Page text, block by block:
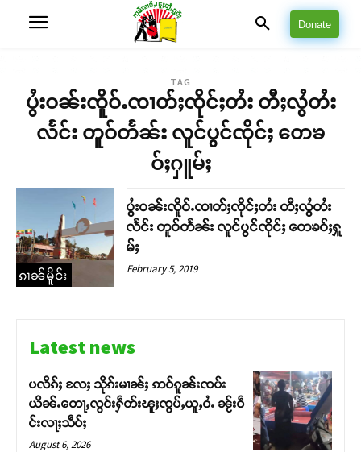
Donate
TAG
ပွႆးဝၼ်းၸိူဝ်ႉၸၢတ်ႈၸိုင်ႈတႆး တီႈလွႆတႆး
လႅင်း တူဝ်တႅၼ်း လူင်ပွင်ၸိုင်ႈ တေၶ
ဝ်ႈႁူမ်ႈ
ၵၢၼ်မိူင်း
ပွႆးဝၼ်းၸိူဝ်ႉၸၢတ်ႈၸိုင်ႈတႆး တီႈလွႆတႆး
လႅင်း တူဝ်တႅၼ်း လူင်ပွင်ၸိုင်ႈ တေၶဝ်ႈႁူ
မ်ႈ
February 5, 2019
Latest news
ပလိၵ်ႈ လႄႈ သိုၵ်းမၢၼ်ႈ ဢဝ်ၵူၼ်းၸပ်း
ယိၼ်ႉတေႃႇလွင်းႁဵတ်းၽူႈၸွပ်ႇယူႇဝႆႉ ၼႂ်းဝဵ
င်းလႃႈသဵဝ်ႈ
August 6, 2026